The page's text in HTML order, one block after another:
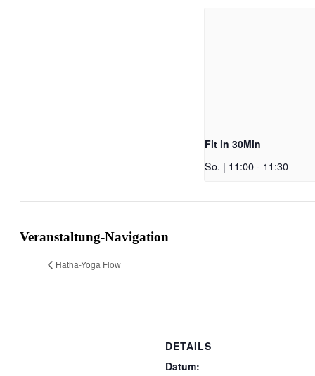
Fit in 30Min
So. | 11:00- 11:30
Veranstaltung-Navigation
Hatha-Yoga Flow
DETAILS
Datum: